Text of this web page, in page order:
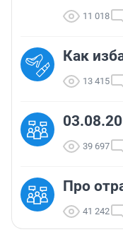
11 018
Как
13 415
39 697
Про
41 242